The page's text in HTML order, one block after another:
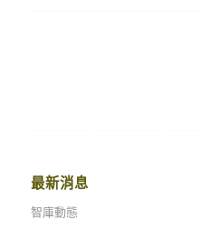
最新消息
智庫動態